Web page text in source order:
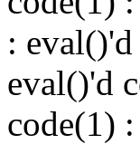
:
eval()'d
code(1)